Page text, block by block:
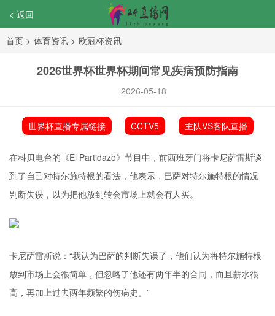
< 返回
首页 > 体育资讯 > 欧冠杯资讯
2026世界杯世界杯期间常见疾病预防指南
2026-05-18
世界杯直播专属链接 CCTV5 主队VS客队直播
在科贝电台的《El Partidazo》节目中，前西班牙门将卡尼萨雷斯谈
到了自己对特尔施特根的看法，他表示，巴萨对特尔施特根的情况
判断失误，以为把他放到转会市场上就会有人买。
卡尼萨雷斯说：“我认为巴萨的判断失误了，他们认为将特尔施特根
放到市场上会很简单，但忽略了他还有两年半的合同，而且薪水很
高，再加上过去两年频繁的伤病史。”